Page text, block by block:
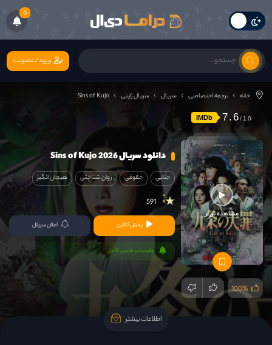
6
ورود/عضویت
خانه ترجمه اختصاصی سریال سریال ژاپنی Sins of Kujo
IMDb 7.6
مشاهده تریلر
100%
دانلود سریال Sins of Kujo 2026
جنایی حقوقی روان شناختی هیجان انگیز
591
پخش آنلاین اعلان سریال
هاردساب فارسی کامل
اطلاعات بیشتر